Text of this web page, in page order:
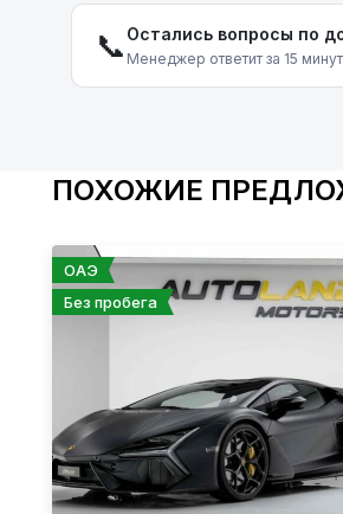
📞 Остались вопросы по
Менеджер ответит за 15 минут
ПОХОЖИЕ
ОАЭ
Без пробега